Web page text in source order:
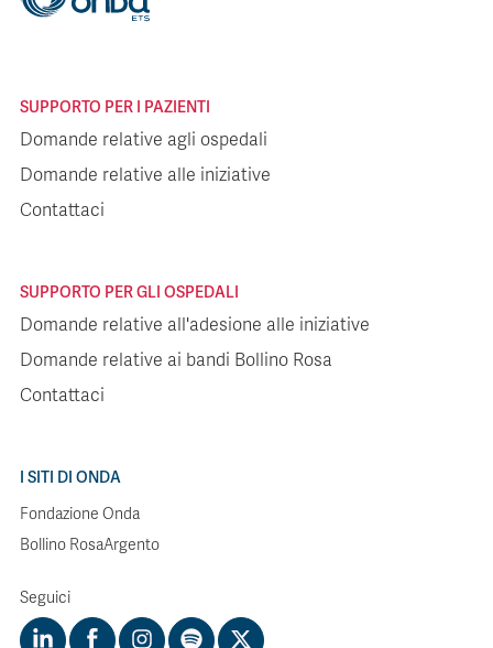
SUPPORTO PER I PAZIENTI
Domande relative agli ospedali
Domande relative alle iniziative
Contattaci
SUPPORTO PER GLI OSPEDALI
Domande relative all'adesione alle iniziative
Domande relative ai bandi Bollino Rosa
Contattaci
I SITI DI ONDA
Fondazione Onda
Bollino RosaArgento
Seguici